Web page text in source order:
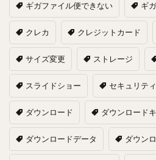
ギガファイル便できない ギ
クレカ クレジットカード
サイズ変更 ストレージ
スライドショー セキュリティ
ダウンロード ダウンロード
ダウンロードデータ ダウン